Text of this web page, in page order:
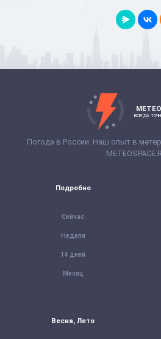
ВСЕГДА
Погода в России. Наш опыт в
Подробно
Сейчас
Неделя
14 дней
Месяц
Весна, Лето